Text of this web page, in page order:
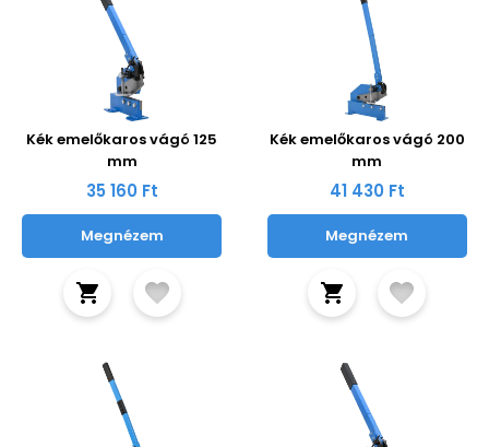
Kék emelőkaros vágó 125
mm
35 160 Ft
Megnézem
Kék emelőkaros vágó 200
mm
41 430 Ft
Megnézem